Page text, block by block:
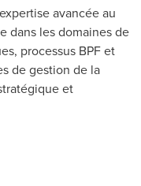
avancée au
dans les domaines de
processus BPF et
de gestion de la
et